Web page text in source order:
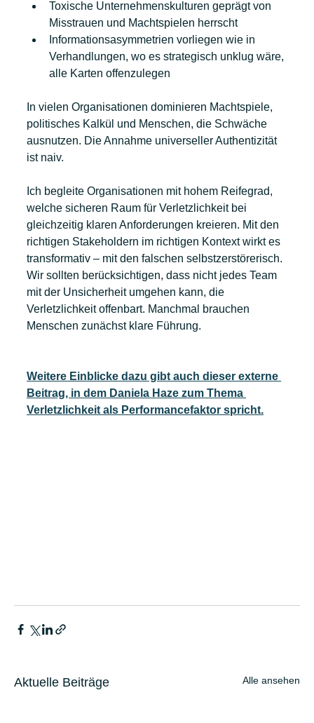
Toxische Unternehmenskulturen geprägt von
Misstrauen und Machtspielen herrscht
Informationsasymmetrien vorliegen wie in
Verhandlungen, wo es strategisch unklug wäre,
alle Karten offenzulegen
In vielen Organisationen dominieren Machtspiele,
politisches Kalkül und Menschen, die Schwäche
ausnutzen. Die Annahme universeller Authentizität
ist naiv.
Ich begleite Organisationen mit hohem Reifegrad,
welche sicheren Raum für Verletzlichkeit bei
gleichzeitig klaren Anforderungen kreieren. Mit den
richtigen Stakeholdern im richtigen Kontext wirkt es
transformativ – mit den falschen selbstzerstörerisch.
Wir sollten berücksichtigen, dass nicht jedes Team
mit der Unsicherheit umgehen kann, die
Verletzlichkeit offenbart. Manchmal brauchen
Menschen zunächst klare Führung.
Weitere Einblicke dazu gibt auch dieser externe
Beitrag, in dem Daniela Haze zum Thema
Verletzlichkeit als Performancefaktor spricht.
Aktuelle Beiträge Alle ansehen